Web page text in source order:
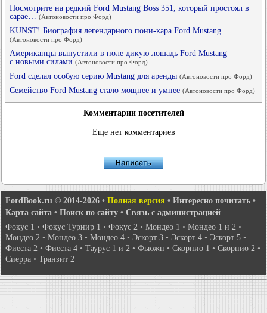
Посмотрите на редкий Ford Mustang Boss 351, который простоял в
сарае… (Автоновости про Форд)
KUNST! Биография легендарного пони-кара Ford Mustang
(Автоновости про Форд)
Американцы выпустили в поле дикую лошадь Ford Mustang
с новыми силами (Автоновости про Форд)
Ford сделал особую серию Mustang для аренды (Автоновости про Форд)
Семейство Ford Mustang стало мощнее и умнее (Автоновости про Форд)
Комментарии посетителей
Еще нет комментариев
FordBook.ru © 2014-2026 • Полная версия • Интересно почитать •
Карта сайта • Поиск по сайту • Связь с администрацией
Фокус 1 • Фокус Турнир 1 • Фокус 2 • Мондео 1 • Мондео 1 и 2 •
Мондео 2 • Мондео 3 • Мондео 4 • Эскорт 3 • Эскорт 4 • Эскорт 5 •
Фиеста 2 • Фиеста 4 • Таурус 1 и 2 • Фьюжн • Скорпио 1 • Скорпио 2 •
Сиерра • Транзит 2